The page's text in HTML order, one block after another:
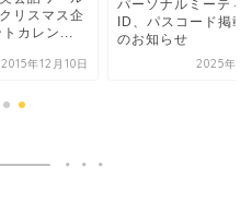
リスマス企
カレン...
2015年12月10日
パーソナルミーティ
ID、パスコード掲載
のお知らせ
2025年6